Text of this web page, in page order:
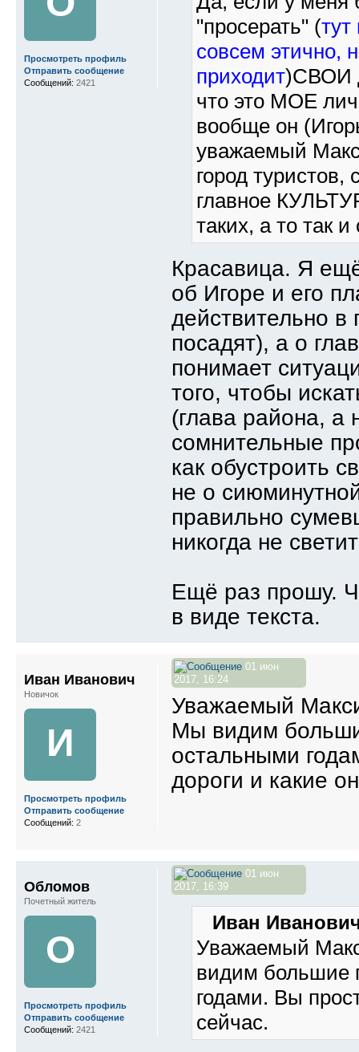
"просерать" (тут
совсем этично,
приходит)СВОИ
что это МОЕ
вообще он
уважаемый
город туристов,
главное
таких, а то так
Красавица. Я
об Игоре и его
действительно в
посадят), а о
понимает
того, чтобы
(глава района, а
сомнительные
как обустроить
не о
правильно
никогда не
Ещё раз прошу.
в виде текста.
Просмотреть профиль
Отправить сообщение
Сообщений: 2421
01 июн
2017, 16:24
Уважаемый
Мы видим
остальными
дороги и какие
Иван Иванович
Новичок
И
Просмотреть профиль
Отправить сообщение
Сообщений: 2
01 июн
2017, 16:39
Иван
Уважаемый
видим большие
годами. Вы
сейчас.
Обломов
Почетный житель
О
Просмотреть профиль
Отправить сообщение
Сообщений: 2421